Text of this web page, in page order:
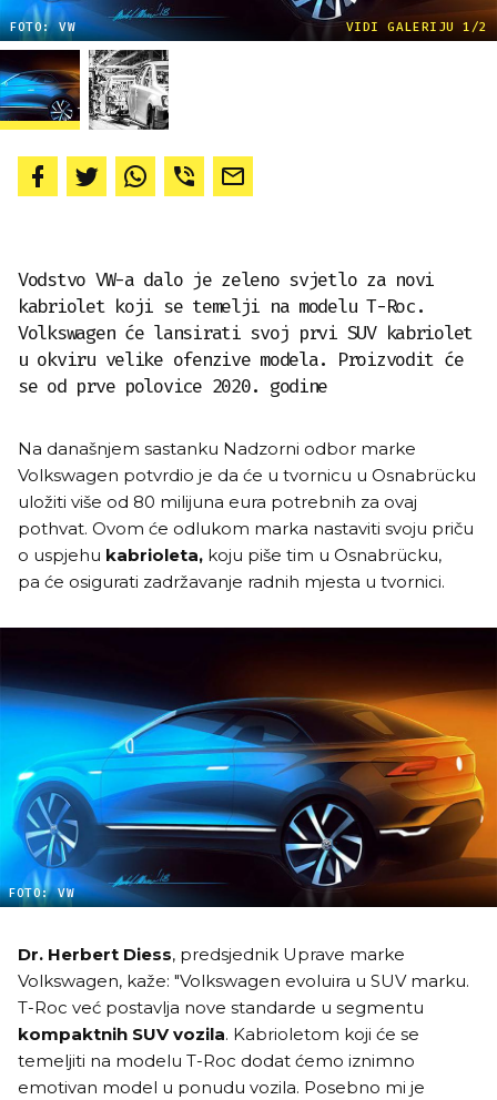
FOTO: VW VIDI GALERIJU 1/2
Vodstvo VW-a dalo je zeleno svjetlo za novi
kabriolet koji se temelji na modelu T-Roc.
Volkswagen će lansirati svoj prvi SUV kabriolet
u okviru velike ofenzive modela. Proizvodit će
se od prve polovice 2020. godine
Na današnjem sastanku Nadzorni odbor marke
Volkswagen potvrdio je da će u tvornicu u Osnabrücku
uložiti više od 80 milijuna eura potrebnih za ovaj
pothvat. Ovom će odlukom marka nastaviti svoju priču
o uspjehu kabrioleta, koju piše tim u Osnabrücku,
pa će osigurati zadržavanje radnih mjesta u tvornici.
FOTO: VW
Dr. Herbert Diess, predsjednik Uprave marke
Volkswagen, kaže: "Volkswagen evoluira u SUV marku.
T-Roc već postavlja nove standarde u segmentu
kompaktnih SUV vozila. Kabrioletom koji će se
temeljiti na modelu T-Roc dodat ćemo iznimno
emotivan model u ponudu vozila. Posebno mi je